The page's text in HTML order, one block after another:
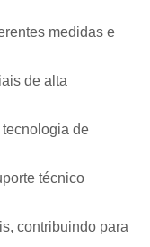
de Fundo Chato
Banho Maria
Laboratório de
Maria Laboratório
Calibração de
medidas e
de alta
de
técnico
contribuindo para